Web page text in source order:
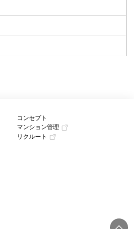
コンセプト
マンション管理
リクルート